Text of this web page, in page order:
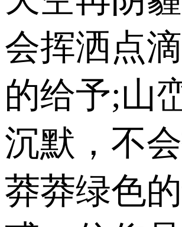
会挥洒点
的给予;山
沉默，不
莽莽绿色